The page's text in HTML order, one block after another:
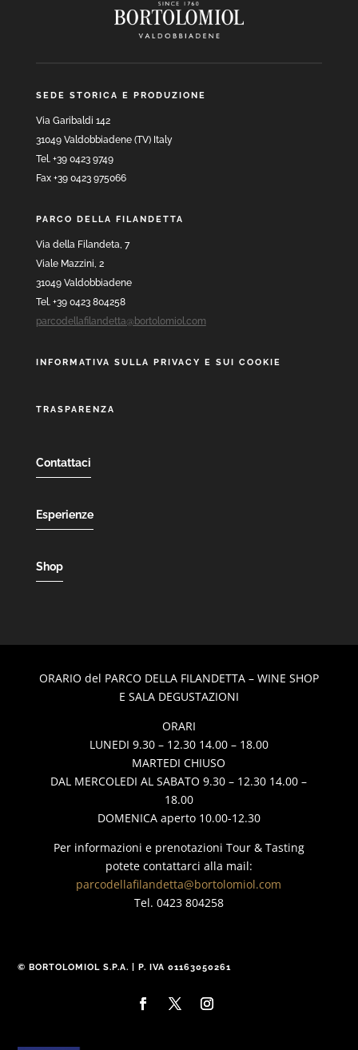
SEDE STORICA E PRODUZIONE
Via Garibaldi 142
31049 Valdobbiadene (TV) Italy
Tel. +39 0423 9749
Fax +39 0423 975066
PARCO DELLA FILANDETTA
Via della Filandeta, 7
Viale Mazzini, 2
31049 Valdobbiadene
Tel. +39 0423 804258
parcodellafilandetta@bortolomiol.com
INFORMATIVA SULLA PRIVACY E SUI COOKIE
TRASPARENZA
Contattaci
Esperienze
Shop
ORARIO del PARCO DELLA FILANDETTA – WINE SHOP
E SALA DEGUSTAZIONI
ORARI
LUNEDI 9.30 – 12.30 14.00 – 18.00
MARTEDI CHIUSO
DAL MERCOLEDI AL SABATO 9.30 – 12.30 14.00 –
18.00
DOMENICA aperto 10.00-12.30
Per informazioni e prenotazioni Tour & Tasting
potete contattarci alla mail:
parcodellafilandetta@bortolomiol.com
Tel. 0423 804258
© BORTOLOMIOL S.P.A. | P. IVA 01163050261